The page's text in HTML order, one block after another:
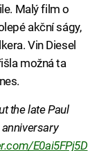
Malý film o
akční ságy,
Vin Diesel
možná ta
the late Paul
anniversary
E0ai5FPj5D